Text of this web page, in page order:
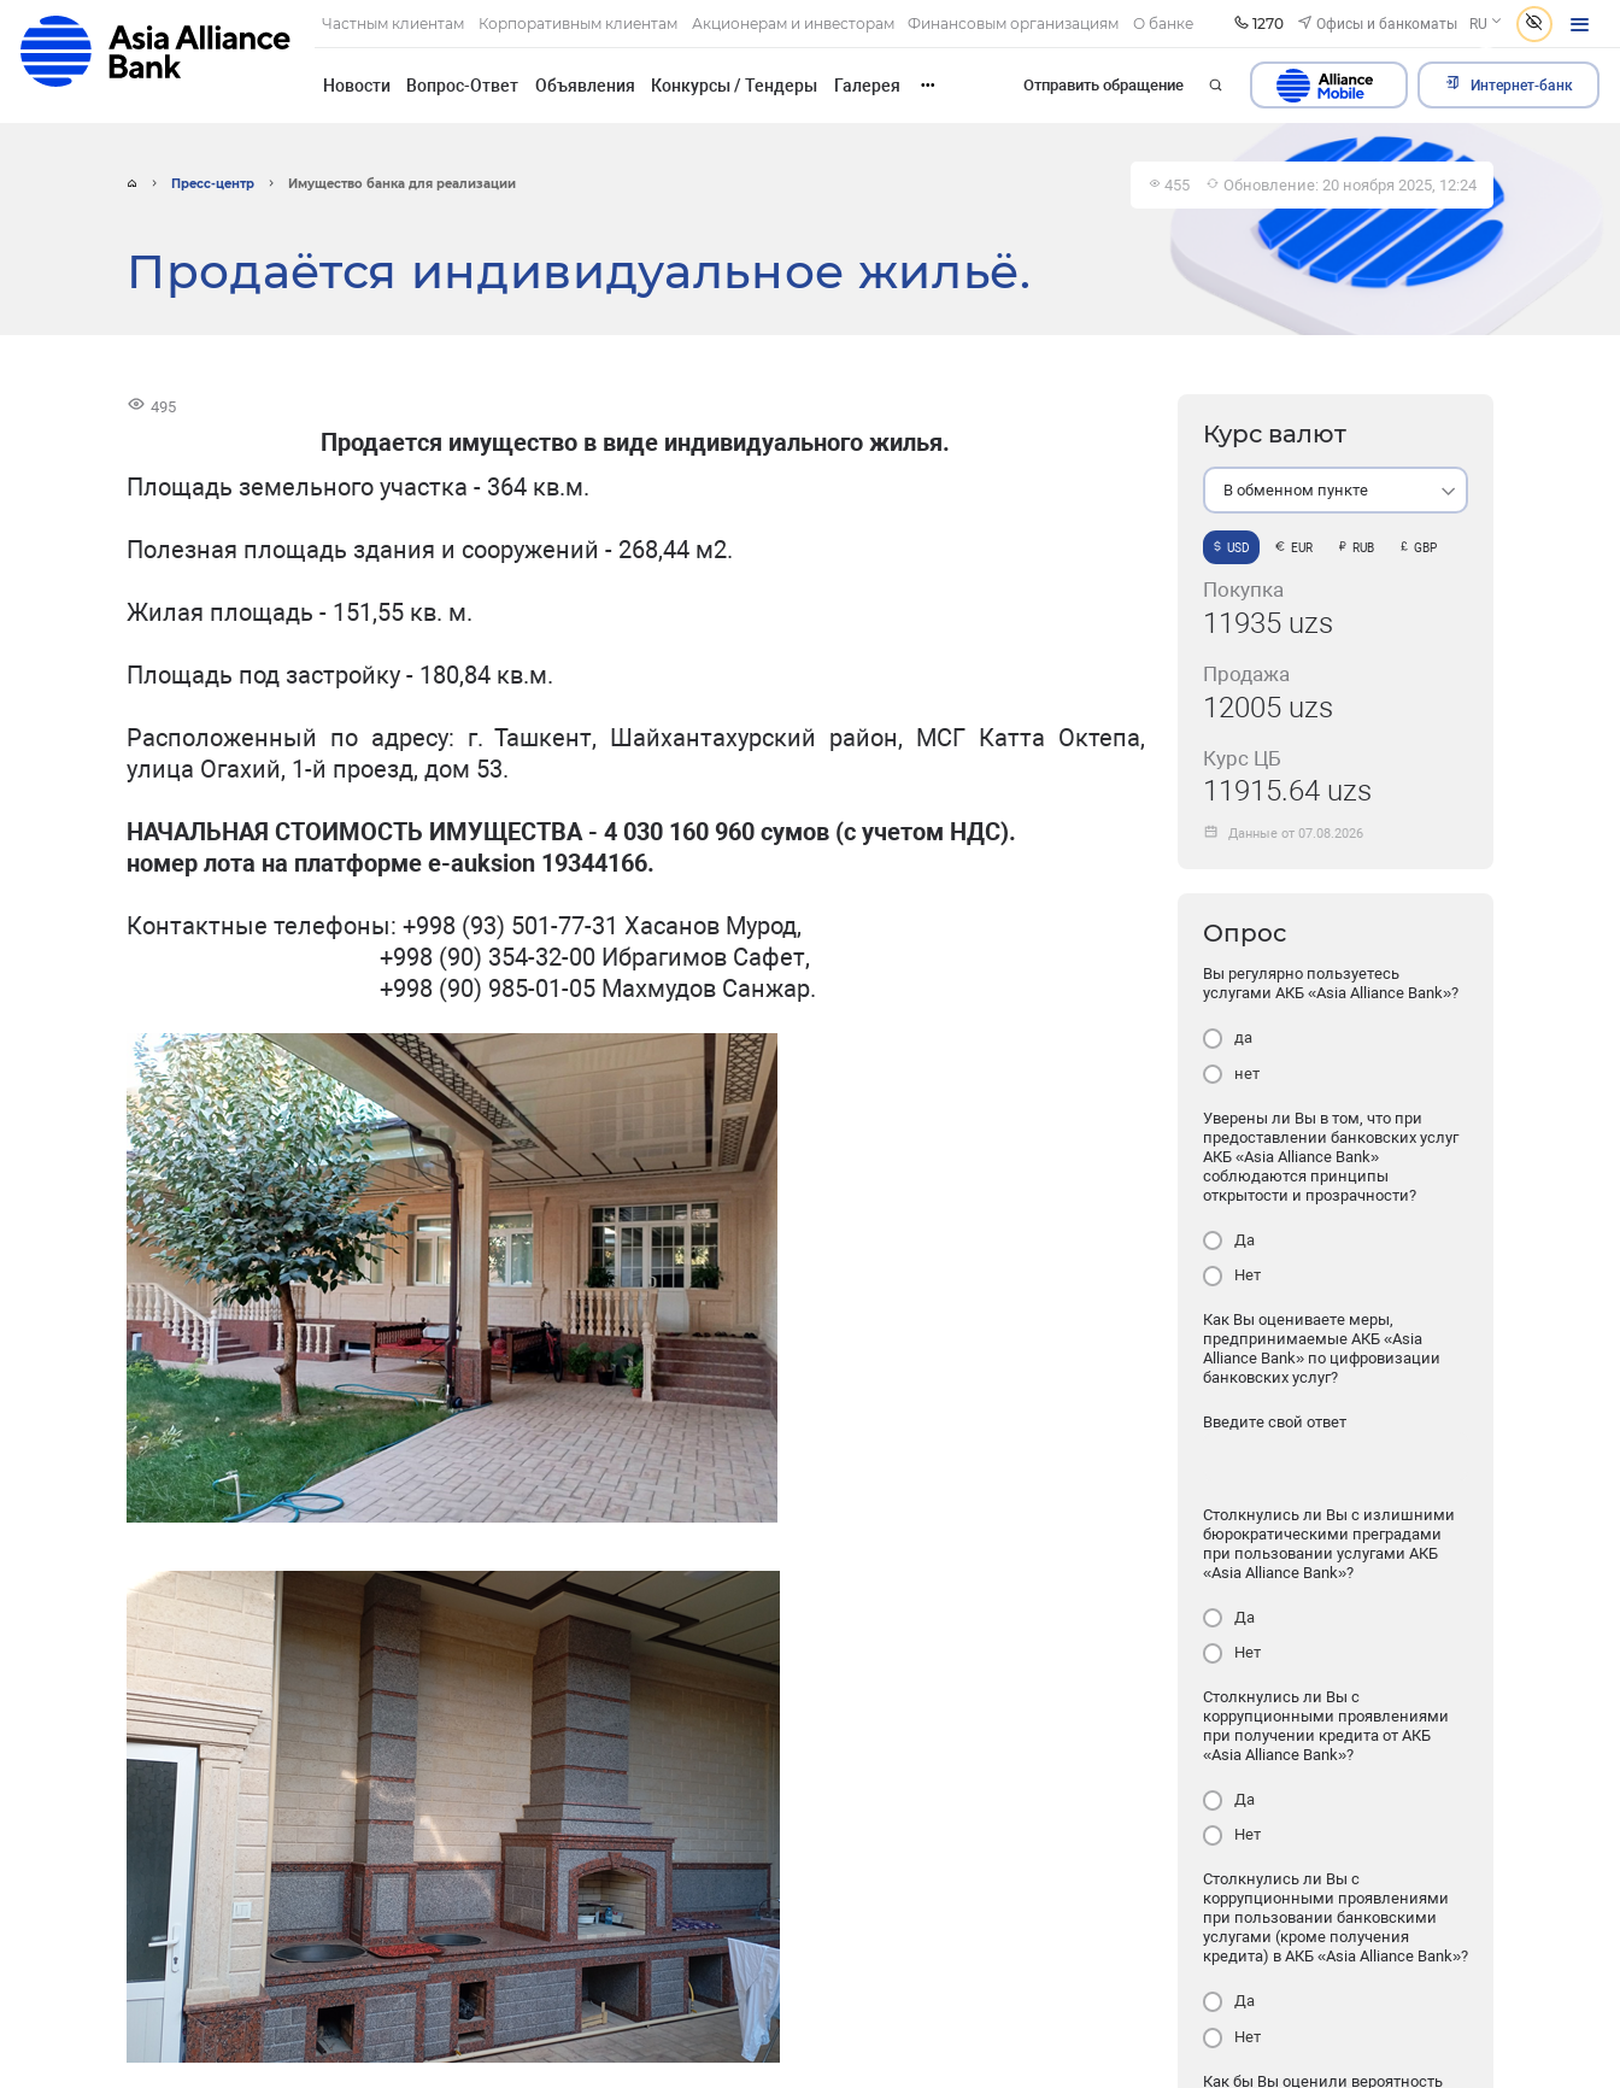
Частным клиентам Корпоративным клиентам Акционерам и инвесторам Финансовым организациям О банке 1270 Офисы и банкоматы RU
Новости Вопрос-Ответ Объявления Конкурсы / Тендеры Галерея ••• Отправить обращение Интернет-банк
Пресс-центр Имущество банка для реализации 455 Обновление: 20 ноября 2025, 12:24
Продаётся индивидуальное жильё.
495
Продается имущество в виде индивидуального жилья.
Площадь земельного участка - 364 кв.м.
Полезная площадь здания и сооружений - 268,44 м2.
Жилая площадь - 151,55 кв. м.
Площадь под застройку - 180,84 кв.м.
Расположенный по адресу: г. Ташкент, Шайхантахурский район, МСГ Катта Октепа,
улица Огахий, 1-й проезд, дом 53.
НАЧАЛЬНАЯ СТОИМОСТЬ ИМУЩЕСТВА - 4 030 160 960 сумов (с учетом НДС).
номер лота на платформе e-auksion 19344166.
Контактные телефоны: +998 (93) 501-77-31 Хасанов Мурод,
+998 (90) 354-32-00 Ибрагимов Сафет,
+998 (90) 985-01-05 Махмудов Санжар.
Курс валют
В обменном пункте
USD EUR RUB GBP
Покупка
11935 uzs
Продажа
12005 uzs
Курс ЦБ
11915.64 uzs
Данные от 07.08.2026
Опрос
Вы регулярно пользуетесь
услугами АКБ «Asia Alliance Bank»?
да
нет
Уверены ли Вы в том, что при
предоставлении банковских услуг
АКБ «Asia Alliance Bank»
соблюдаются принципы
открытости и прозрачности?
Да
Нет
Как Вы оцениваете меры,
предпринимаемые АКБ «Asia
Alliance Bank» по цифровизации
банковских услуг?
Введите свой ответ
Столкнулись ли Вы с излишними
бюрократическими преградами
при пользовании услугами АКБ
«Asia Alliance Bank»?
Да
Нет
Столкнулись ли Вы с
коррупционными проявлениями
при получении кредита от АКБ
«Asia Alliance Bank»?
Да
Нет
Столкнулись ли Вы с
коррупционными проявлениями
при пользовании банковскими
услугами (кроме получения
кредита) в АКБ «Asia Alliance Bank»?
Да
Нет
Как бы Вы оценили вероятность